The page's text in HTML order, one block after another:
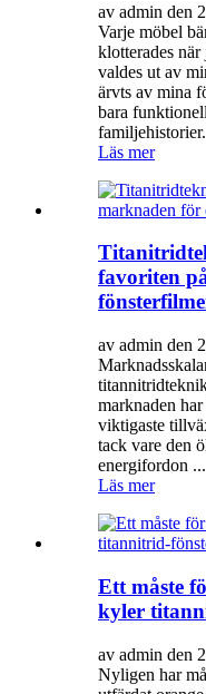
av admin den
Varje möbel
klotterades
valdes ut av
ärvts av mina
bara
Läs mer
favoriten
av admin den
marknaden
viktigaste
tack vare den
energifordon ...
Läs mer
Ett måste
kyler
av admin den
Nyligen har